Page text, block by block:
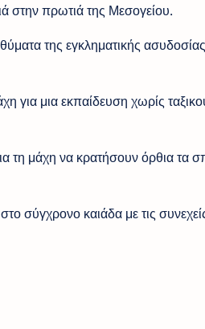
στην πρωτιά της Μεσογείου.
της εγκληματικής
για μια εκπαίδευση χωρίς
τη μάχη να κρατήσουν όρθια τα
σύγχρονο καιάδα με τις